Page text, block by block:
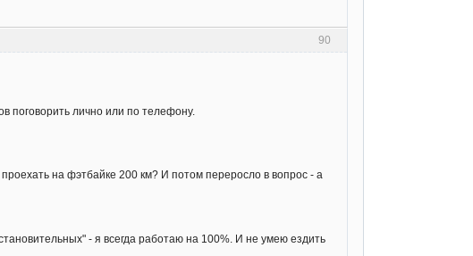
90
поговорить лично или по телефону.
на фэтбайке 200 км? И потом переросло в вопрос - а
- я всегда работаю на 100%. И не умею ездить